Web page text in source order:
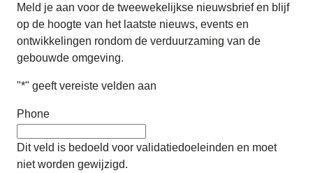
Meld je aan voor de tweewekelijkse nieuwsbrief en blijf
op de hoogte van het laatste nieuws, events en
ontwikkelingen rondom de verduurzaming van de
gebouwde omgeving.
"*" geeft vereiste velden aan
Phone
Dit veld is bedoeld voor validatiedoeleinden en moet
niet worden gewijzigd.